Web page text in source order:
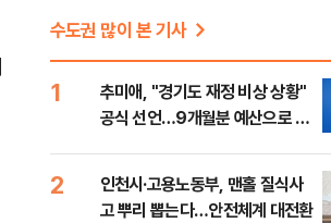
수도권 많이 본 기사
1
추미애, "경기도 재정 비상 상황"
공식 선언…9개월분 예산으로 민
2
인천시·고용노동부, 맨홀 질식사
고 뿌리 뽑는다…안전체계 대전환